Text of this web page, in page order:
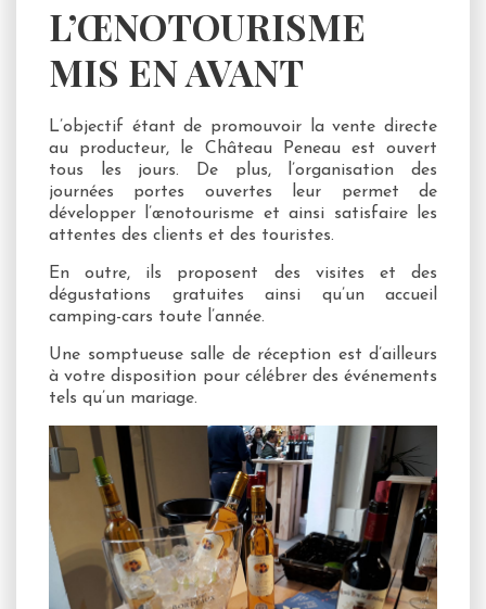
L’ŒNOTOURISME
MIS EN AVANT
L’objectif étant de promouvoir la vente directe
au producteur, le Château Peneau est ouvert
tous les jours. De plus, l’organisation des
journées portes ouvertes leur permet de
développer l’œnotourisme et ainsi satisfaire les
attentes des clients et des touristes.
En outre, ils proposent des visites et des
dégustations gratuites ainsi qu’un accueil
camping-cars toute l’année.
Une somptueuse salle de réception est d’ailleurs
à votre disposition pour célébrer des événements
tels qu’un mariage.